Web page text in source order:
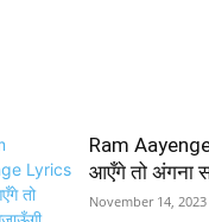
Ram
आएँगे तो अंगना
November 14, 2023